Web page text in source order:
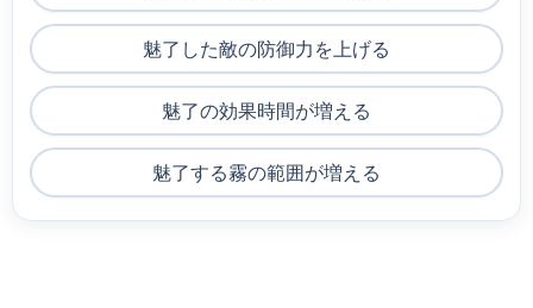
魅了した敵の防御力を上げる
魅了の効果時間が増える
魅了する霧の範囲が増える